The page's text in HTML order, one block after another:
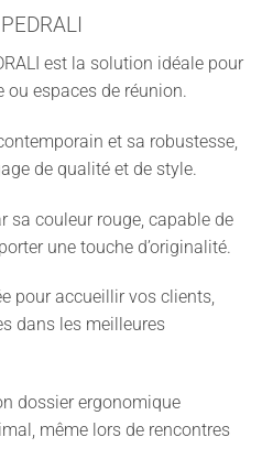
est la solution idéale pour
ou espaces de réunion.
et sa robustesse,
de qualité et de style.
sa couleur rouge, capable de
une touche d’originalité.
pour accueillir vos clients,
dans les meilleures
dossier ergonomique
même lors de rencontres